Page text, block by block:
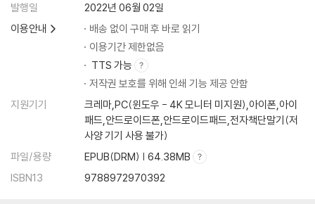
발행일
2022년 06월 02일
이용안내
배송 없이 구매 후 바로 읽기
이용기간 제한없음
TTS 가능
저작권 보호를 위해 인쇄 기능 제공 안함
지원기기
크레마,PC(윈도우 - 4K 모니터 미지원),아이폰,아이
패드,안드로이드폰,안드로이드패드,전자책단말기(저
사양 기기 사용 불가)
파일/용량
EPUB(DRM) | 64.38MB
ISBN13
9788972970392